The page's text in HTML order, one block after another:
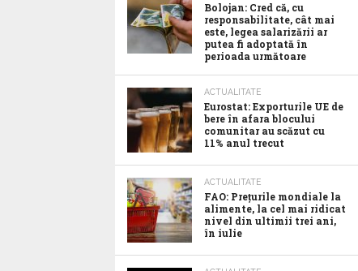
Bolojan: Cred că, cu
responsabilitate, cât mai
este, legea salarizării ar
putea fi adoptată în
perioada următoare
ACTUALITATE
Eurostat: Exporturile UE de
bere în afara blocului
comunitar au scăzut cu
11% anul trecut
ACTUALITATE
FAO: Prețurile mondiale la
alimente, la cel mai ridicat
nivel din ultimii trei ani,
în iulie